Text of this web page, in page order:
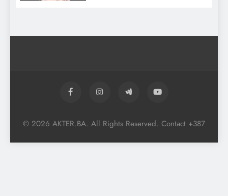
© 2026 AKTER.BA. All Rights Reserved. Contact +387